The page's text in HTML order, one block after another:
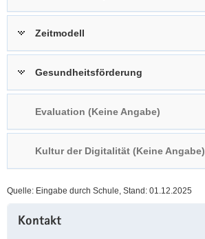
o
n
Zeitmodell
Gesundheitsförderung
Evaluation (Keine Angabe)
Kultur der Digitalität (Keine Angabe)
Quelle: Eingabe durch Schule, Stand: 01.12.2025
Information
Kontakt